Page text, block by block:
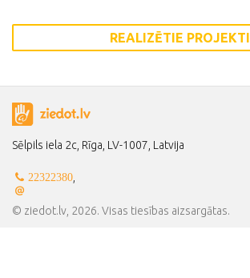
REALIZĒTIE PROJEKTI
Sēlpils iela 2c, Rīga, LV-1007, Latvija
22322380,
© ziedot.lv, 2026. Visas tiesības aizsargātas.